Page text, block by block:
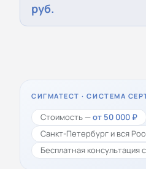
руб.
СИГМАТЕСТ · СИСТЕМА
Стоимость —от 50 000 ₽
Санкт-Петербург и вся
Бесплатная консультация